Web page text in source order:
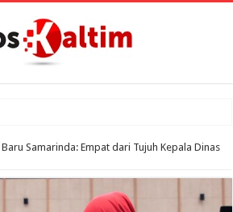
Samarinda: Empat dari Tujuh Kepala Dinas